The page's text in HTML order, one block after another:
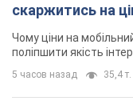
скаржитись на
Чому ціни на
поліпшити якість
5 часов назад 35,4 т.